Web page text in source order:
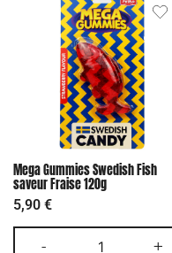
Mega Gummies Swedish Fish
saveur Fraise 120g
5,90 €
- +